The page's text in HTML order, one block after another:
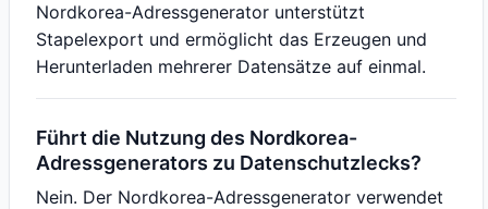
Nordkorea-Adressgenerator unterstützt
Stapelexport und ermöglicht das Erzeugen und
Herunterladen mehrerer Datensätze auf einmal.
Führt die Nutzung des Nordkorea-
Adressgenerators zu Datenschutzlecks?
Nein. Der Nordkorea-Adressgenerator verwendet